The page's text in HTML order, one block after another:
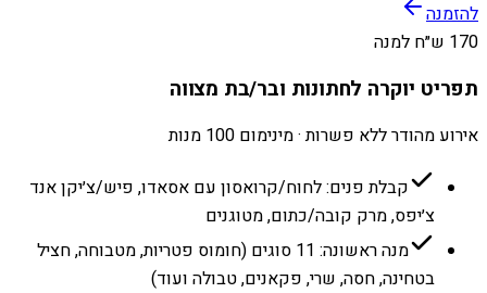
להזמנה
170 ש״ח למנה
תפריט יוקרה לחתונות ובר/בת מצווה
אירוע מהודר ללא פשרות · מינימום 100 מנות
קבלת פנים: לחוח/קרואסון עם אסאדו, פיש/צ׳יקן אנד
צ׳יפס, מרק קובה/כתום, מטוגנים
מנה ראשונה: 11 סוגים (חומוס פטריות, מטבוחה, חציל
בטחינה, חסה, שרי, פקאנים, טבולה ועוד)